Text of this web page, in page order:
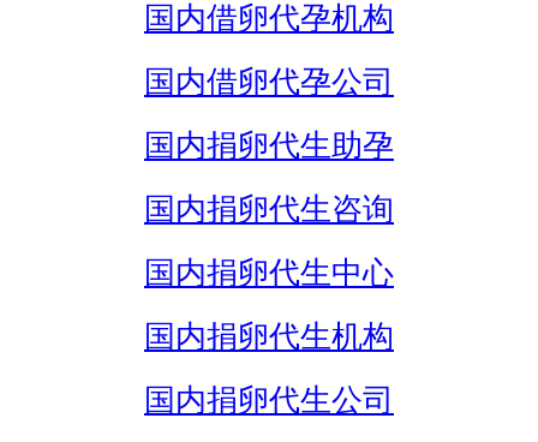
国内借卵代孕机构
国内借卵代孕公司
国内捐卵代生助孕
国内捐卵代生咨询
国内捐卵代生中心
国内捐卵代生机构
国内捐卵代生公司